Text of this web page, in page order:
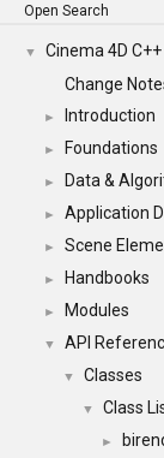
Open Search
▼
Cinema 4D C++
Change
► Introduction
► Foundations
► Data &
► Application
► Scene
► Handbooks
► Modules
▼ API
▼ Classes
▼ Class
►